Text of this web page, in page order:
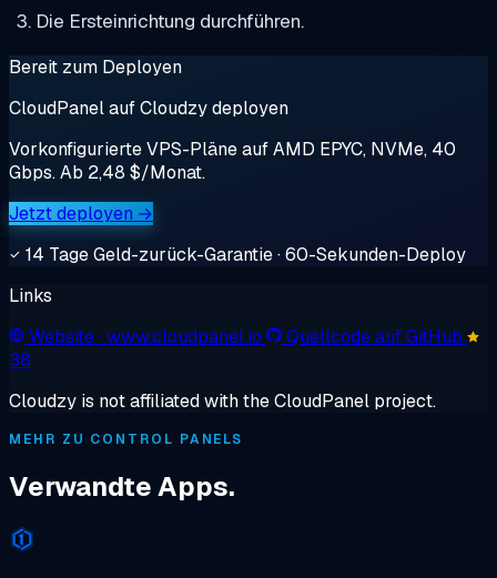
Die Ersteinrichtung durchführen.
Bereit zum Deployen
CloudPanel auf Cloudzy deployen
Vorkonfigurierte VPS-Pläne auf AMD EPYC, NVMe, 40
Gbps. Ab 2,48 $/Monat.
Jetzt deployen →
14 Tage Geld-zurück-Garantie · 60-Sekunden-Deploy
Links
Website· www.cloudpanel.io
Quellcode auf GitHub
38
Cloudzy is not affiliated with the CloudPanel project.
MEHR ZU CONTROL PANELS
Verwandte Apps.